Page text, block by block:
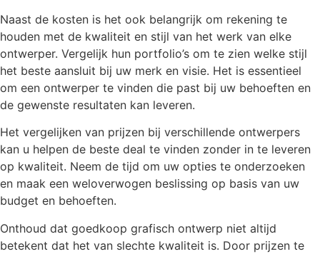
Naast de kosten is het ook belangrijk om rekening te
houden met de kwaliteit en stijl van het werk van elke
ontwerper. Vergelijk hun portfolio’s om te zien welke stijl
het beste aansluit bij uw merk en visie. Het is essentieel
om een ontwerper te vinden die past bij uw behoeften en
de gewenste resultaten kan leveren.
Het vergelijken van prijzen bij verschillende ontwerpers
kan u helpen de beste deal te vinden zonder in te leveren
op kwaliteit. Neem de tijd om uw opties te onderzoeken
en maak een weloverwogen beslissing op basis van uw
budget en behoeften.
Onthoud dat goedkoop grafisch ontwerp niet altijd
betekent dat het van slechte kwaliteit is. Door prijzen te